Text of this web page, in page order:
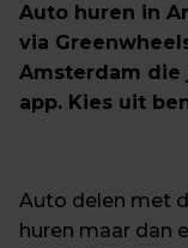
Auto huren in
via
Amsterdam die
app. Kies uit
Auto delen met
huren maar dan